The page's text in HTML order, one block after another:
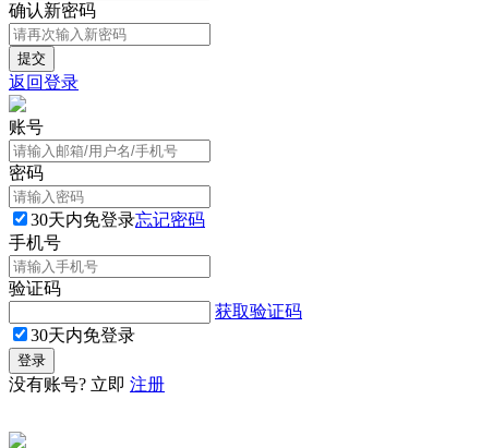
确认新密码
返回登录
账号
密码
30天内免登录忘记密码
手机号
验证码
获取验证码
30天内免登录
没有账号? 立即 注册